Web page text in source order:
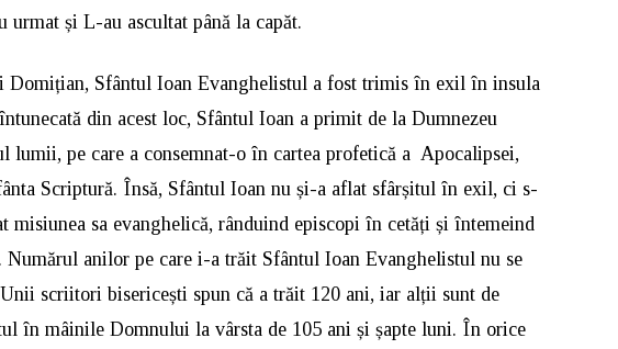
urmat și L-au ascultat până la capăt.
Sfântul Ioan Evanghelistul a fost trimis în exil în insula
din acest loc, Sfântul Ioan a primit de la Dumnezeu
lumii, pe care a consemnat-o în cartea profetică a Apocalipsei,
Scriptură. Însă, Sfântul Ioan nu și-a aflat sfârșitul în exil, ci s-
misiunea sa evanghelică, rânduind episcopi în cetăți și întemeind
Numărul anilor pe care i-a trăit Sfântul Ioan Evanghelistul nu se
scriitori bisericești spun că a trăit 120 ani, iar alții sunt de
în mâinile Domnului la vârsta de 105 ani și șapte luni. În orice